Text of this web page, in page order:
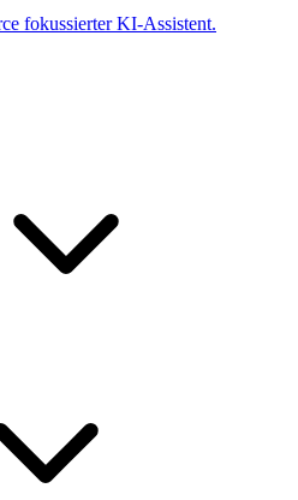
fokussierter KI-Assistent.